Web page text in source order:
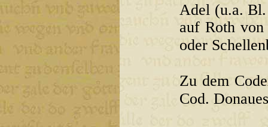
Adel (u.a.
auf Roth von
oder
Zu dem
Cod.